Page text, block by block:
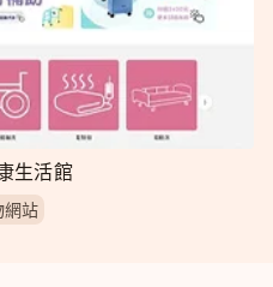
生活館
網站